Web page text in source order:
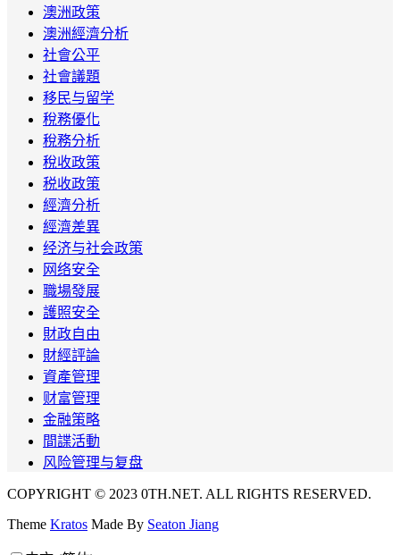
澳洲政策
澳洲經濟分析
社會公平
社會議題
移民与留学
稅務優化
稅務分析
稅收政策
税收政策
經濟分析
經濟差異
经济与社会政策
网络安全
職場發展
護照安全
財政自由
財經評論
資產管理
财富管理
金融策略
間諜活動
风险管理与复盘
COPYRIGHT © 2023 0TH.NET. ALL RIGHTS RESERVED.
Theme Kratos Made By Seaton Jiang